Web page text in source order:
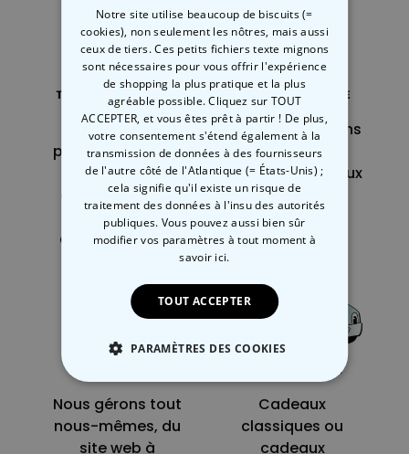
Des cadeaux
personnalisables
pour toute
occasion. Vous
offrez ainsi un
cadeau unique.
Nous développons
chaque jour de
nouveaux cadeaux
toujours plus
insolites et
originaux.
Nous gérons tout
nous-mêmes, du
site web à
Cadeaux
classiques ou
cadeaux
Notre site utilise beaucoup de biscuits (=
cookies), non seulement les nôtres, mais aussi
ceux de tiers. Ces petits fichiers texte mignons
sont nécessaires pour vous offrir l'expérience
de shopping la plus pratique et la plus
agréable possible. Cliquez sur TOUT
ACCEPTER, et vous êtes prêt à partir ! De plus,
votre consentement s'étend également à la
transmission de données à des fournisseurs
de l'autre côté de l'Atlantique (= États-Unis) ;
cela signifie qu'il existe un risque de
traitement des données à l'insu des autorités
publiques. Vous pouvez aussi bien sûr
modifier vos paramètres à tout moment à
savoir ici.
TOUT ACCEPTER
PARAMÈTRES DES COOKIES
STRICTEMENT NÉCESSAIRE
PERFORMANCE